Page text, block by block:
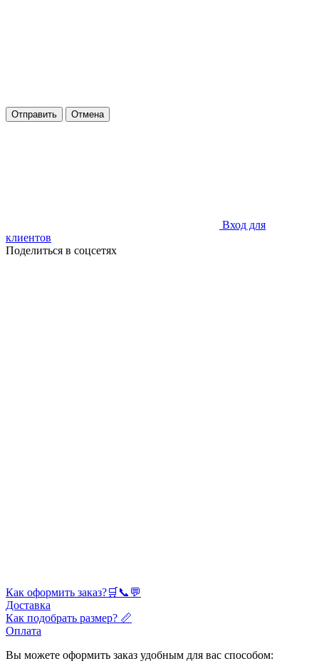
Отправить Отмена
Вход для
клиентов
Поделиться в соцсетях
Как оформить заказ?🛒📞💬
Доставка
Как подобрать размер? 📏
Оплата
Вы можете оформить заказ удобным для вас способом: